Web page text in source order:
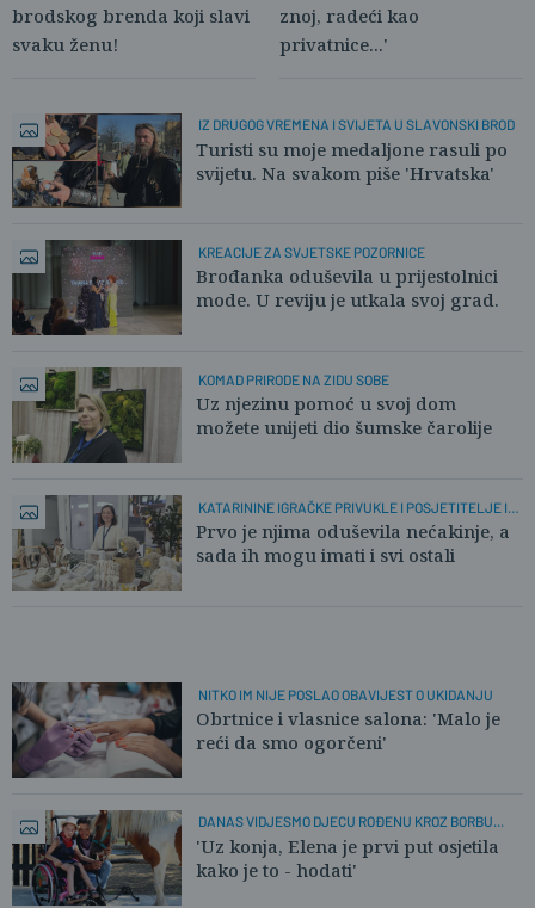
brodskog brenda koji slavi
svaku ženu!
znoj, radeći kao
privatnice...'
IZ DRUGOG VREMENA I SVIJETA U SLAVONSKI BROD
Turisti su moje medaljone rasuli po
svijetu. Na svakom piše 'Hrvatska'
KREACIJE ZA SVJETSKE POZORNICE
Brođanka oduševila u prijestolnici
mode. U reviju je utkala svoj grad.
KOMAD PRIRODE NA ZIDU SOBE
Uz njezinu pomoć u svoj dom
možete unijeti dio šumske čarolije
KATARININE IGRAČKE PRIVUKLE I POSJETITELJE I
ŽIRI
Prvo je njima oduševila nećakinje, a
sada ih mogu imati i svi ostali
NITKO IM NIJE POSLAO OBAVIJEST O UKIDANJU
Obrtnice i vlasnice salona: 'Malo je
reći da smo ogorčeni'
DANAS VIDJESMO DJECU ROĐENU KROZ BORBU...
'Uz konja, Elena je prvi put osjetila
kako je to - hodati'